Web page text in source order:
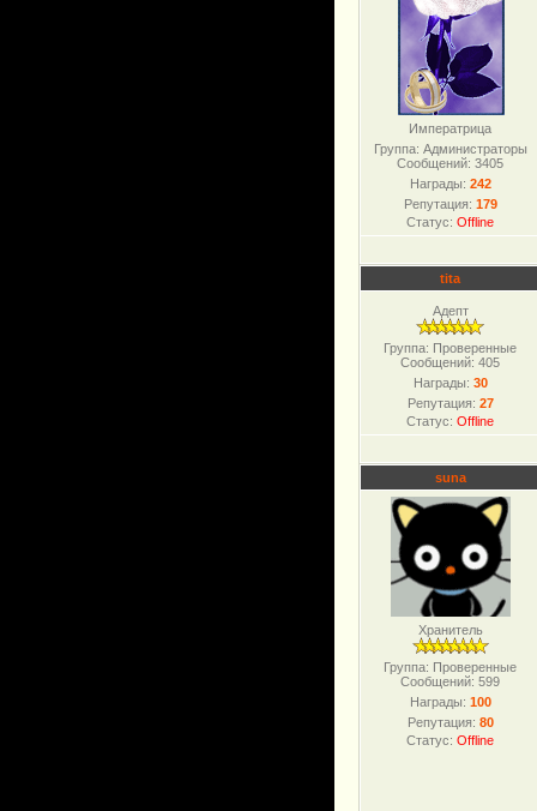
Императрица
Группа: Администраторы
Сообщений:3405
Награды: 242
Репутация: 179
Статус:Offline
tita
Адепт
Группа: Проверенные
Сообщений:405
Награды: 30
Репутация: 27
Статус:Offline
suna
Хранитель
Группа: Проверенные
Сообщений:599
Награды: 100
Репутация: 80
Статус:Offline